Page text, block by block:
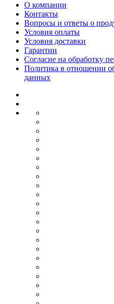
О компании
Контакты
Вопросы и ответы о
Условия оплаты
Условия доставки
Гарантии
Согласие на обработку
Политика в отношении
данных